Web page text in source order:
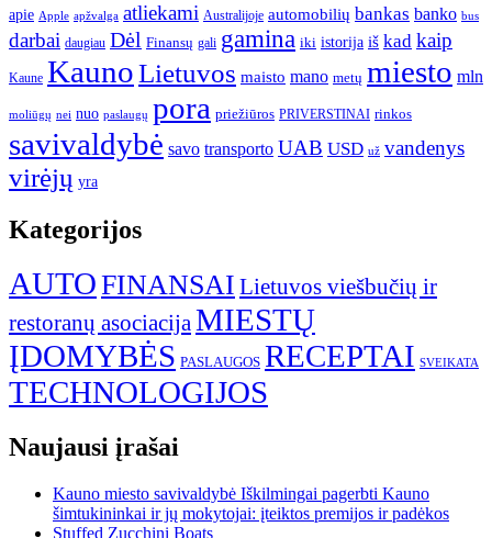
apie Apple apžvalga atliekami Australijoje automobilių bankas banko bus
darbai daugiau Dėl Finansų gali gamina iki istorija iš kad kaip
Kaune KaunoLietuvos maisto mano metų miesto mln
moliūgų nei nuo paslaugų pora priežiūros PRIVERSTINAI rinkos
savivaldybė savo transporto UAB USD už vandenys
virėjų yra
Kategorijos
AUTOFINANSAI Lietuvos viešbučių ir
restoranų asociacijaMIESTŲ
ĮDOMYBĖS PASLAUGOS RECEPTAI SVEIKATA
TECHNOLOGIJOS
Naujausi įrašai
Kauno miesto savivaldybė Iškilmingai pagerbti Kauno
šimtukininkai ir jų mokytojai: įteiktos premijos ir padėkos
Stuffed Zucchini Boats